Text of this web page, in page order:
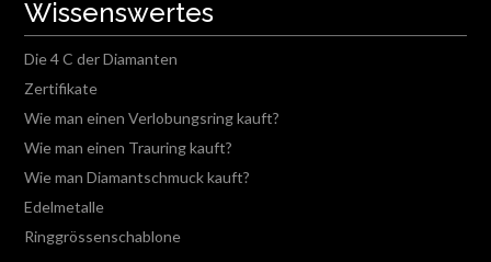
Wissenswertes
Die 4 C der Diamanten
Zertifikate
Wie man einen Verlobungsring kauft?
Wie man einen Trauring kauft?
Wie man Diamantschmuck kauft?
Edelmetalle
Ringgrössenschablone